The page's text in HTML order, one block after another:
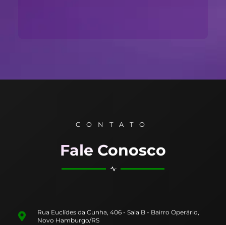
CONTATO
Fale Conosco
Rua Euclídes da Cunha, 406 - Sala B - Bairro Operário,
Novo Hamburgo/RS